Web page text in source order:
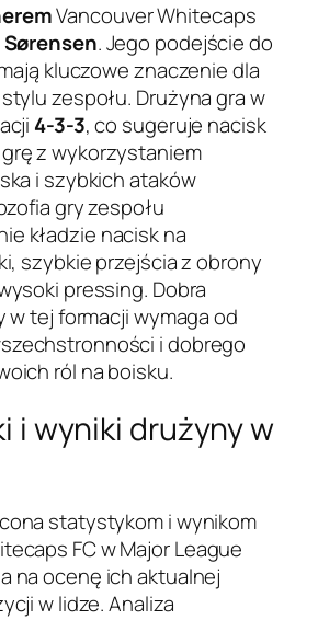
Vancouver Whitecaps
. Jego podejście do
kluczowe znaczenie dla
zespołu. Drużyna gra w
4-3-3, co sugeruje nacisk
z wykorzystaniem
i szybkich ataków
gry zespołu
kładzie nacisk na
szybkie przejścia z obrony
pressing. Dobra
w tej formacji wymaga od
i dobrego
ról na boisku.
i wyniki drużyny w
statystykom i wynikom
FC w Major League
na ocenę ich aktualnej
w lidze. Analiza